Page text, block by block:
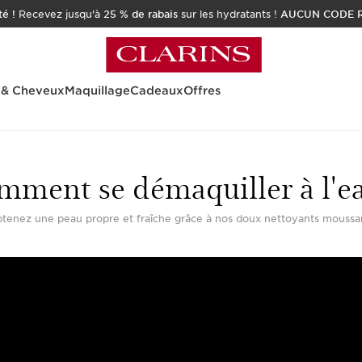
! Recevez jusqu'à 25 % de rabais sur les hydratants ! AUCUN CODE
CheveuxMaquillageCadeauxOffres
se démaquiller à
une peau propre et fraîche grâce à nos doux nettoyants